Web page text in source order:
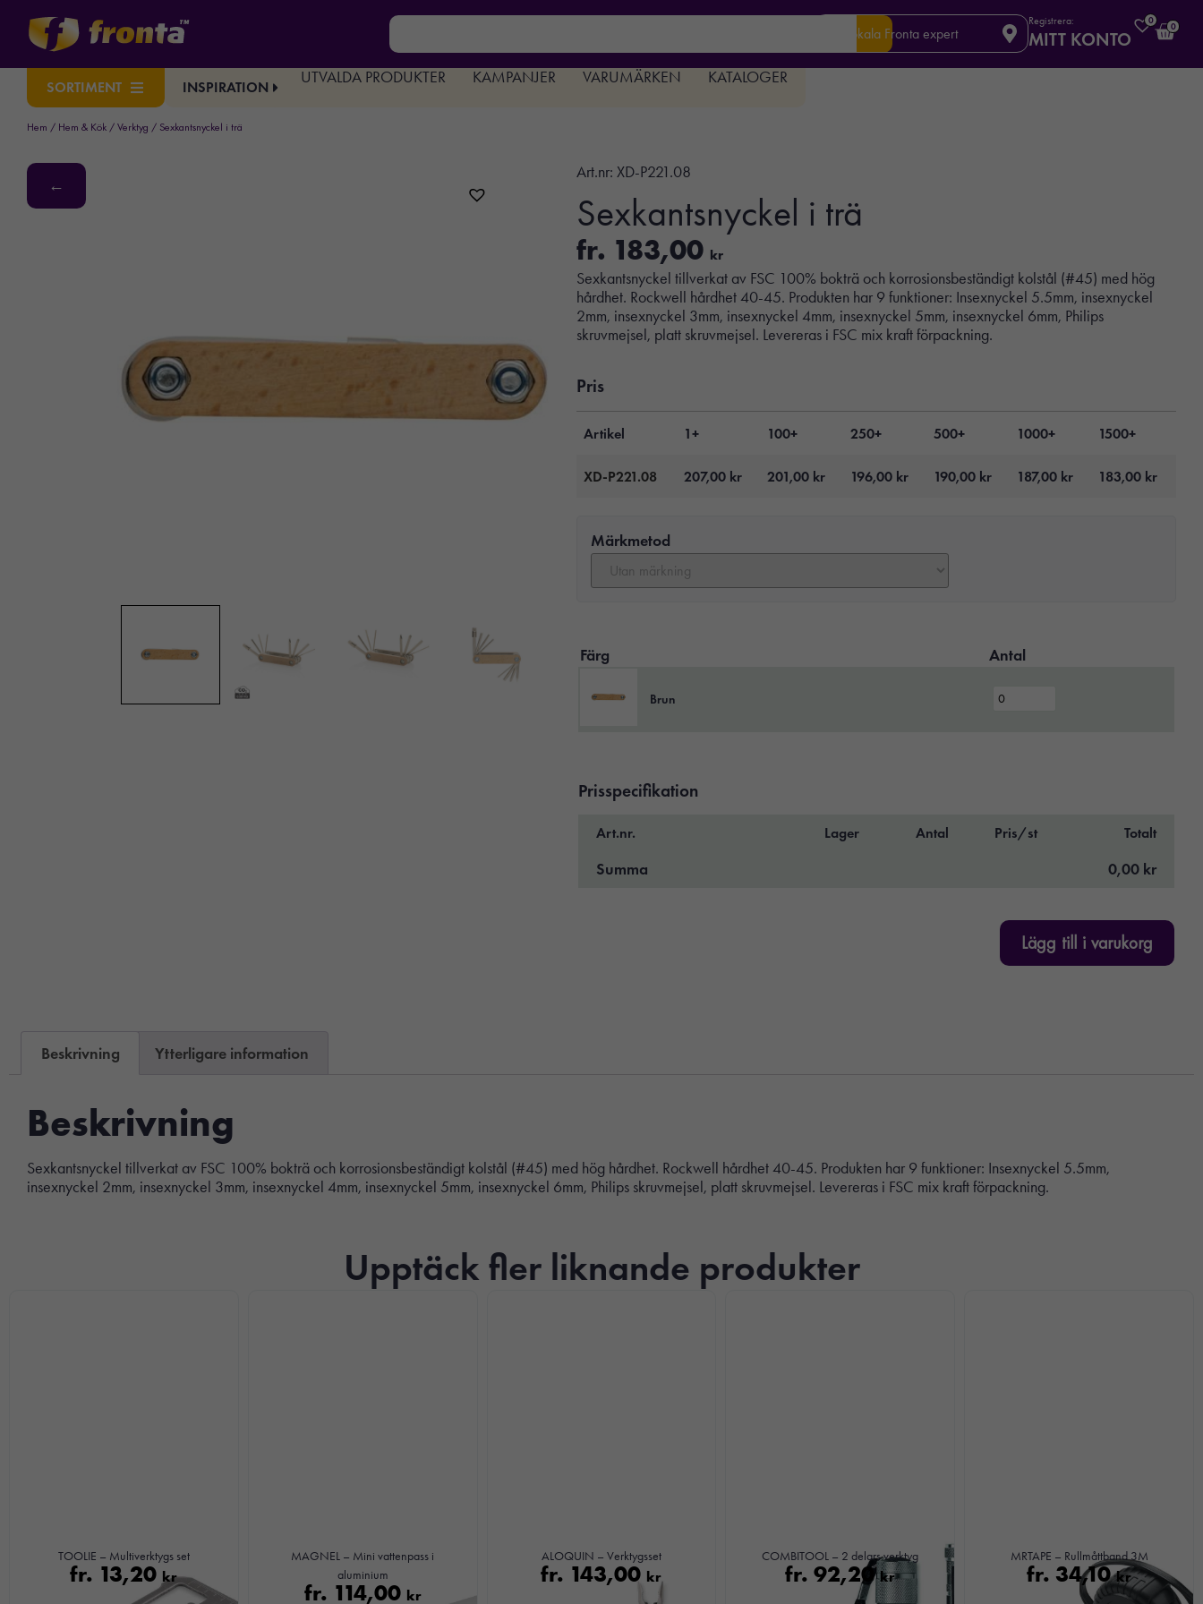
Din lokala Fronta expert
Registrera:
MITT KONTO
0
0
SORTIMENT INSPIRATION
UTVALDA PRODUKTER KAMPANJER VARUMÄRKEN KATALOGER
Hem / Hem & Kök / Verktyg / Sexkantsnyckel i trä
←
Art.nr: XD-P221.08
Sexkantsnyckel i trä
fr. 183,00 kr
Sexkantsnyckel tillverkat av FSC 100% bokträ och korrosionsbeständigt kolstål (#45) med hög
hårdhet. Rockwell hårdhet 40-45. Produkten har 9 funktioner: Insexnyckel 5.5mm, insexnyckel
2mm, insexnyckel 3mm, insexnyckel 4mm, insexnyckel 5mm, insexnyckel 6mm, Philips
skruvmejsel, platt skruvmejsel. Levereras i FSC mix kraft förpackning.
Pris
Artikel 1+ 100+ 250+ 500+ 1000+ 1500+
XD-P221.08 207,00 kr 201,00 kr 196,00 kr 190,00 kr 187,00 kr 183,00 kr
Märkmetod
Färg Antal
Brun
Prisspecifikation
Art.nr. Lager Antal Pris/st Totalt
Summa 0,00 kr
Lägg till i varukorg
Beskrivning Ytterligare information
Beskrivning
Sexkantsnyckel tillverkat av FSC 100% bokträ och korrosionsbeständigt kolstål (#45) med hög hårdhet. Rockwell hårdhet 40-45. Produkten har 9 funktioner: Insexnyckel 5.5mm,
insexnyckel 2mm, insexnyckel 3mm, insexnyckel 4mm, insexnyckel 5mm, insexnyckel 6mm, Philips skruvmejsel, platt skruvmejsel. Levereras i FSC mix kraft förpackning.
Upptäck fler liknande produkter
TOOLIE – Multiverktygs set
fr. 13,20 kr
MAGNEL – Mini vattenpass i
aluminium
fr. 114,00 kr
ALOQUIN – Verktygsset
fr. 143,00 kr
COMBITOOL – 2 delars verktyg
fr.92,20kr
MRTAPE – Rullmåttband 3M
fr. 34,10kr
behövs för att
hemsidan